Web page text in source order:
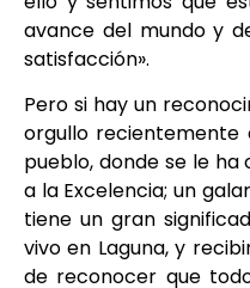
avance del mundo y
satisfacción».
Pero si hay un
orgullo recientemente
pueblo, donde se le
a la Excelencia; un
tiene un gran
vivo en Laguna, y
de reconocer que